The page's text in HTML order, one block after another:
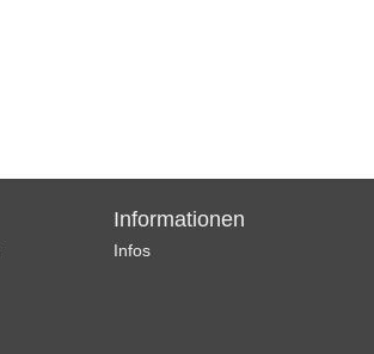
Informationen
Infos